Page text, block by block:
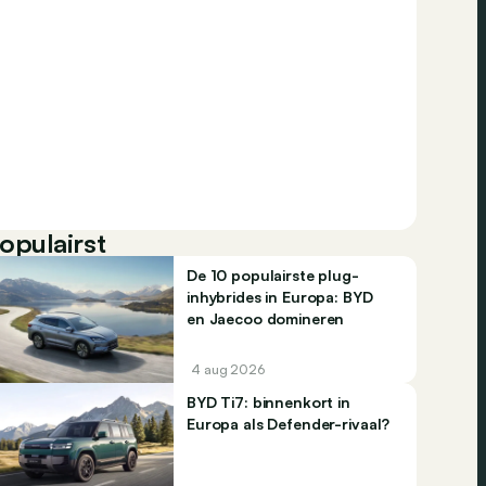
De 10 populairste plug-
inhybrides in Europa: BYD
en Jaecoo domineren
4 aug 2026
BYD Ti7: binnenkort in
Europa als Defender-rivaal?